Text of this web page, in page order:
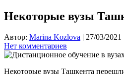
Некоторые вузы
Автор: Marina Kozlova | 27/03/2021
Нет комментариев
Некоторые вузы Ташкента